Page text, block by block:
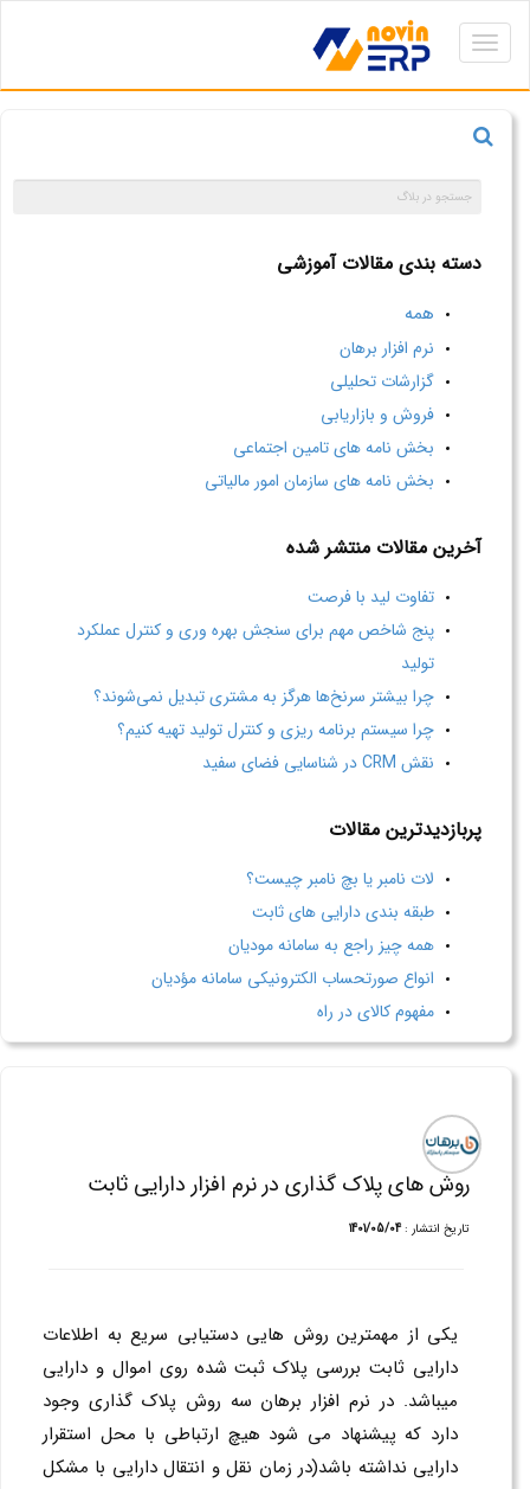
Toggle
navigation
دسته بندی مقالات آموزشی
همه
نرم افزار برهان
گزارشات تحلیلی
فروش و بازاریابی
بخش نامه های تامین اجتماعی
بخش نامه های سازمان امور مالیاتی
آخرین مقالات منتشر شده
تفاوت لید با فرصت
پنج شاخص مهم برای سنجش بهره وری و کنترل عملکرد
تولید
چرا بیشتر سرنخ‌ها هرگز به مشتری تبدیل نمی‌شوند؟
چرا سیستم برنامه ریزی و کنترل تولید تهیه کنیم؟
نقش CRM در شناسایی فضای سفید
پربازدیدترین مقالات
لات نامبر یا بچ نامبر چیست؟
طبقه بندی دارایی های ثابت
همه چیز راجع به سامانه مودیان
انواع صورتحساب الکترونیکی سامانه مؤدیان
مفهوم کالای در راه
روش های پلاک گذاری در نرم افزار دارایی ثابت
تاریخ انتشار :1401/05/04
یکی از مهمترین روش هایی دستیابی سریع به اطلاعات
دارایی ثابت بررسی پلاک ثبت شده روی اموال و دارایی
میباشد. در نرم افزار برهان سه روش پلاک گذاری وجود
دارد که پیشنهاد می شود هیچ ارتباطی با محل استقرار
دارایی نداشته باشد(در زمان نقل و انتقال دارایی با مشکل